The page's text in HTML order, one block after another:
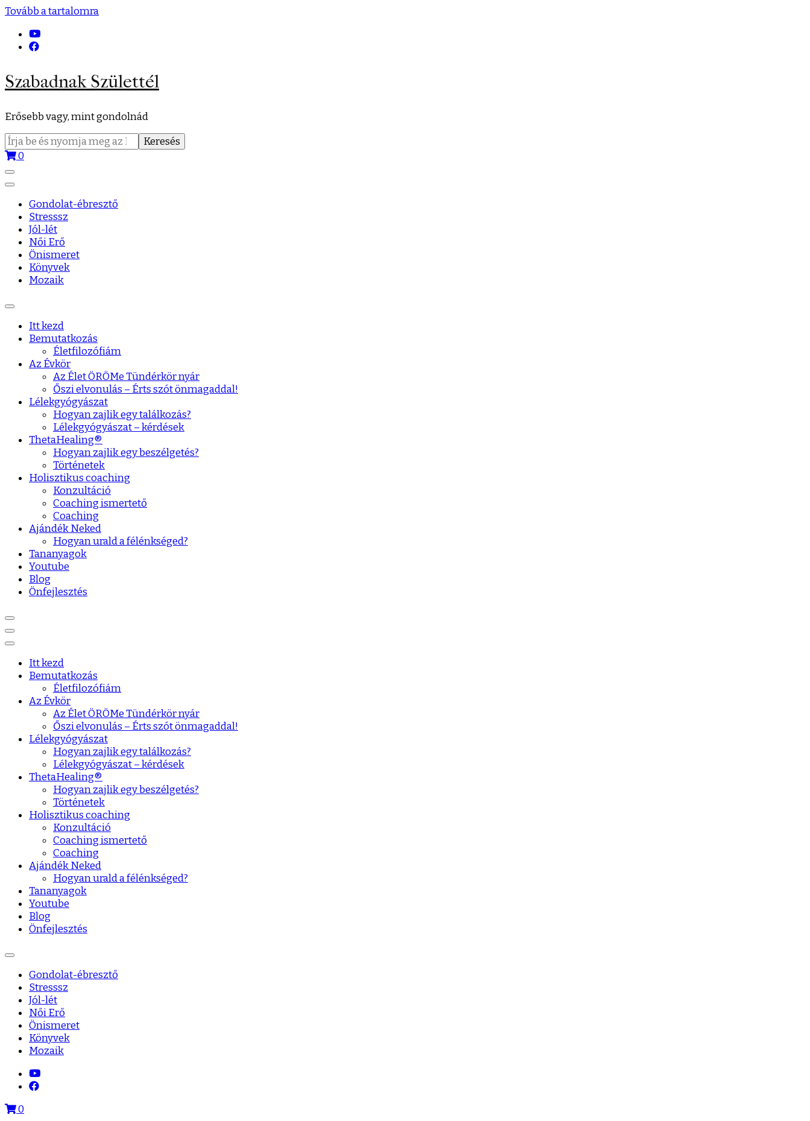
Tovább a tartalomra
Szabadnak Születtél
Erősebb vagy, mint gondolnád
Keresés:
0
Gondolat-ébresztő
Stresssz
Jól-lét
Női Erő
Önismeret
Könyvek
Mozaik
Itt kezd
Bemutatkozás
Életfilozófiám
Az Évkör
Az Élet ÖRÖMe Tündérkör nyár
Őszi elvonulás – Érts szót önmagaddal!
Lélekgyógyászat
Hogyan zajlik egy találkozás?
Lélekgyógyászat – kérdések
ThetaHealing®
Hogyan zajlik egy beszélgetés?
Történetek
Holisztikus coaching
Konzultáció
Coaching ismertető
Coaching
Ajándék Neked
Hogyan urald a félénkséged?
Tananyagok
Youtube
Blog
Önfejlesztés
Itt kezd
Bemutatkozás
Életfilozófiám
Az Évkör
Az Élet ÖRÖMe Tündérkör nyár
Őszi elvonulás – Érts szót önmagaddal!
Lélekgyógyászat
Hogyan zajlik egy találkozás?
Lélekgyógyászat – kérdések
ThetaHealing®
Hogyan zajlik egy beszélgetés?
Történetek
Holisztikus coaching
Konzultáció
Coaching ismertető
Coaching
Ajándék Neked
Hogyan urald a félénkséged?
Tananyagok
Youtube
Blog
Önfejlesztés
Gondolat-ébresztő
Stresssz
Jól-lét
Női Erő
Önismeret
Könyvek
Mozaik
0